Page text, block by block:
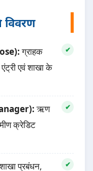
विवरण
ग्राहक
एवं शाखा के
ऋण
क्रेडिट
प्रबंधन,